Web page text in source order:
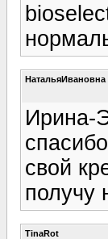
НатальяИвановна
Ирина-
свой
получу
TinaRot